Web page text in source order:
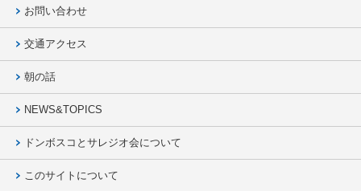
お問い合わせ
交通アクセス
朝の話
NEWS&TOPICS
ドンボスコとサレジオ会について
このサイトについて